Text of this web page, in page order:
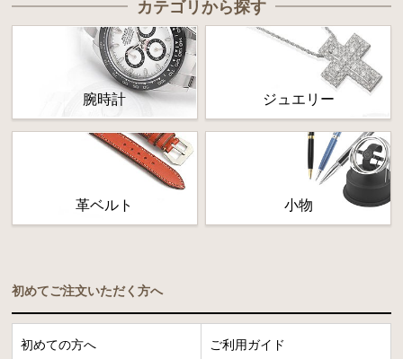
カテゴリから探す
腕時計 ジュエリー
革ベルト 小物
初めてご注文いただく方へ
初めての方へ ご利用ガイド